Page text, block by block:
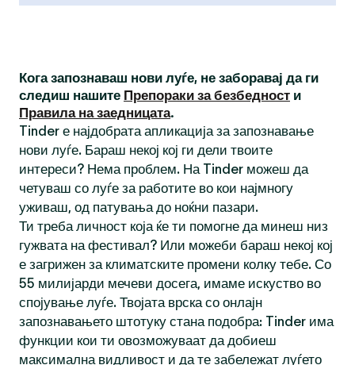
Кога запознаваш нови луѓе, не заборавај да ги
следиш нашите Препораки за безбедност и
Правила на заедницата.
Tinder е најдобрата апликација за запознавање
нови луѓе. Бараш некој кој ги дели твоите
интереси? Нема проблем. На Tinder можеш да
четуваш со луѓе за работите во кои најмногу
уживаш, од патувања до ноќни пазари.
Ти треба личност која ќе ти помогне да минеш низ
гужвата на фестивал? Или можеби бараш некој кој
е загрижен за климатските промени колку тебе. Со
55 милијарди мечеви досега, имаме искуство во
спојување луѓе. Твојата врска со онлајн
запознавањето штотуку стана подобра: Tinder има
функции кои ти овозможуваат да добиеш
максимална видливост и да те забележат луѓето